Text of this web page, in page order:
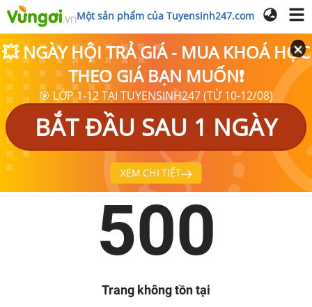
Một sản phẩm của Tuyensinh247.com
💥 NGÀY HỘI TRẢ GIÁ - MUA KHOÁ HỌC
THEO GIÁ BẠN MUỐN❗
🎯 LỚP 1-12 TẠI TUYENSINH247 (TỪ 10-12/08)
BẮT ĐẦU SAU 1 NGÀY
XEM CHI TIẾT
500
Trang không tồn tại